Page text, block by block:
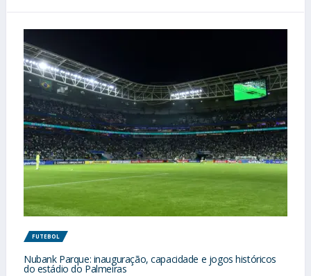
FUTEBOL
Nubank Parque: inauguração, capacidade e jogos históricos
do estádio do Palmeiras